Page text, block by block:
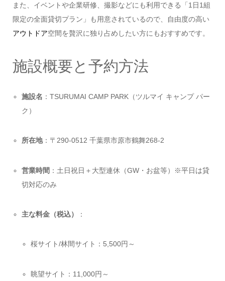
また、イベントや企業研修、撮影などにも利用できる「1日1組
限定の全面貸切プラン」も用意されているので、自由度の高い
アウトドア空間を贅沢に独り占めしたい方にもおすすめです。
施設概要と予約方法
施設名 ：TSURUMAI CAMP PARK（ツルマイ キャンプ パー
ク）
所在地：〒290-0512 千葉県市原市鶴舞268-2
営業時間 ：土日祝日＋大型連休（GW・お盆等）※平日は貸
切対応のみ
主な料金（税込） ：
桜サイト/林間サイト：5,500円～
眺望サイト：11,000円～